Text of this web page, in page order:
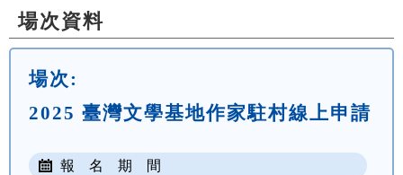
場次資料
場次:
2025 臺灣文學基地作家駐村線上申請
報 名 期 間